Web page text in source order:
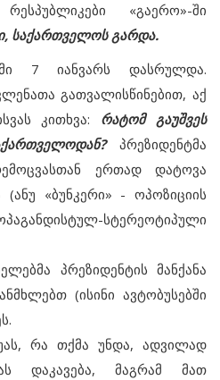
«გაერო»-ში
საქართველოს გარდა.
დასრულდა.
გათვალისწინებით, აქ
კითხვა: რატომ გაუშვეს
პრეზიდენტმა
ერთად დატოვა
(ანუ «ბუნკერი» - ოპოზიციის
სტერეოტიპული
პრეზიდენტის მანქანა
(ისინი ავტობუსებში
რა თქმა უნდა, ადვილად
დაკავება, მაგრამ მათ